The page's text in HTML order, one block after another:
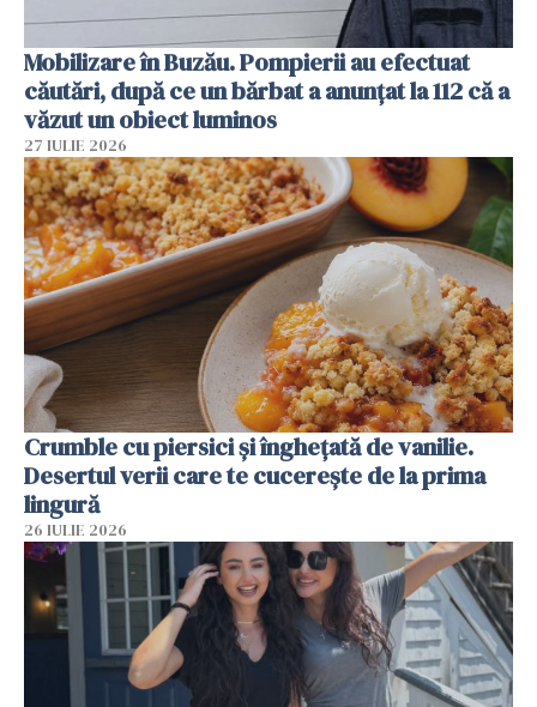
Mobilizare în Buzău. Pompierii au efectuat
căutări, după ce un bărbat a anunțat la 112 că a
văzut un obiect luminos
27 IULIE 2026
Crumble cu piersici și înghețată de vanilie.
Desertul verii care te cucerește de la prima
lingură
26 IULIE 2026